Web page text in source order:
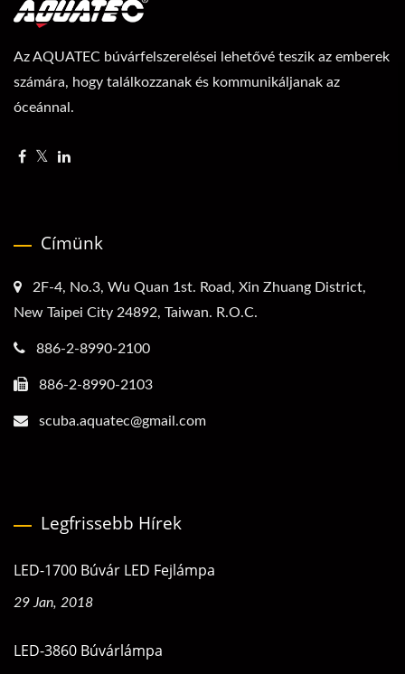
Az AQUATEC búvárfelszerelései lehetővé teszik az emberek
számára, hogy találkozzanak és kommunikáljanak az
óceánnal.
Címünk
2F-4, No.3, Wu Quan 1st. Road, Xin Zhuang District,
New Taipei City 24892, Taiwan. R.O.C.
886-2-8990-2100
886-2-8990-2103
scuba.aquatec@gmail.com
Legfrissebb Hírek
LED-1700 Búvár LED Fejlámpa
29 Jan, 2018
LED-3860 Búvárlámpa